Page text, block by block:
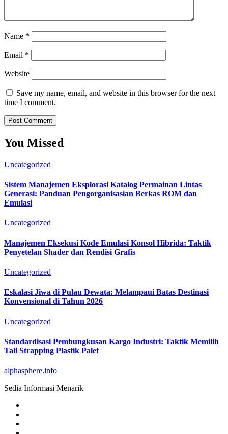
Name *
Email *
Website
Save my name, email, and website in this browser for the next
time I comment.
You Missed
Uncategorized
Sistem Manajemen Eksplorasi Katalog Permainan Lintas
Generasi: Panduan Pengorganisasian Berkas ROM dan
Emulasi
Uncategorized
Manajemen Eksekusi Kode Emulasi Konsol Hibrida: Taktik
Penyetelan Shader dan Rendisi Grafis
Uncategorized
Eskalasi Jiwa di Pulau Dewata: Melampaui Batas Destinasi
Konvensional di Tahun 2026
Uncategorized
Standardisasi Pembungkusan Kargo Industri: Taktik Memilih
Tali Strapping Plastik Palet
alphasphere.info
Sedia Informasi Menarik